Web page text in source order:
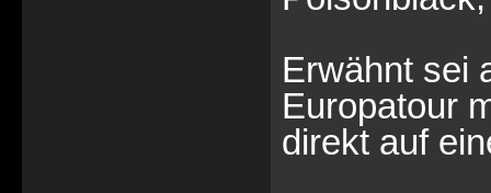
Erwähnt sei
Europatour
direkt auf